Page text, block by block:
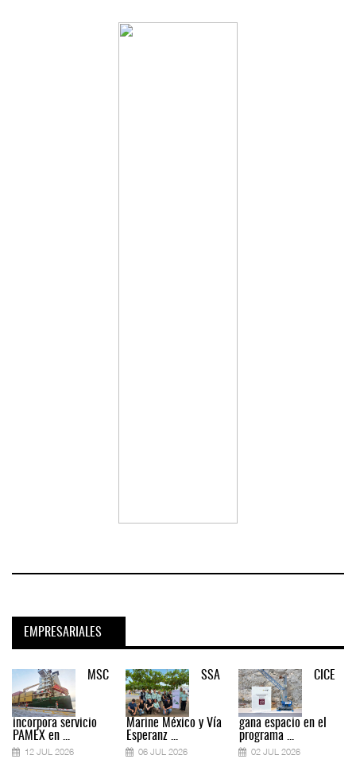
EMPRESARIALES
MSC
incorpora servicio
PAMEX en ...
12 JUL 2026
SSA
Marine México y Vía
Esperanz ...
06 JUL 2026
CICE
gana espacio en el
programa ...
02 JUL 2026